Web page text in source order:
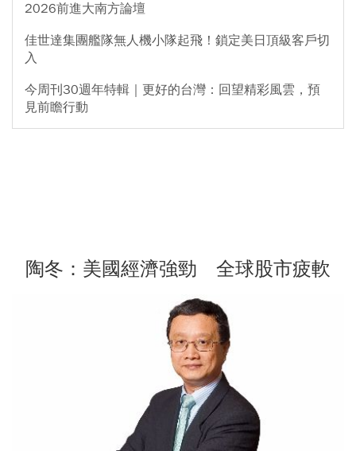
2026前進大南方論壇
佳世達集團艦隊無人機小隊起飛！鎖定美日頂級客戶切
入
今周刊30週年特輯｜更好的台灣：回望精彩風雲，預
見前瞻行動
陶冬：美國經濟強勁 全球股市疲軟